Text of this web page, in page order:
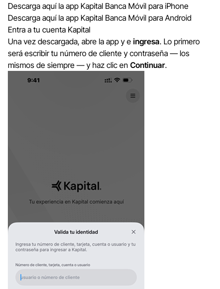
Descarga aquí la app Kapital Banca Móvil para iPhone
Descarga aquí la app Kapital Banca Móvil para Android
Entra a tu cuenta Kapital
Una vez descargada, abre la app y e ingresa. Lo primero
será escribir tu número de cliente y contraseña — los
mismos de siempre — y haz clic en Continuar.